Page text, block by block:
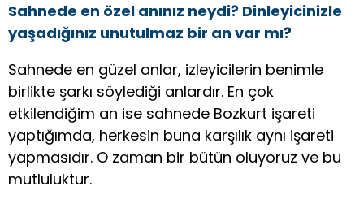
Sahnede en özel anınız neydi? Dinleyicinizle
yaşadığınız unutulmaz bir an var mı?
Sahnede en güzel anlar, izleyicilerin benimle
birlikte şarkı söylediği anlardır. En çok
etkilendiğim an ise sahnede Bozkurt işareti
yaptığımda, herkesin buna karşılık aynı işareti
yapmasıdır. O zaman bir bütün oluyoruz ve bu
mutluluktur.